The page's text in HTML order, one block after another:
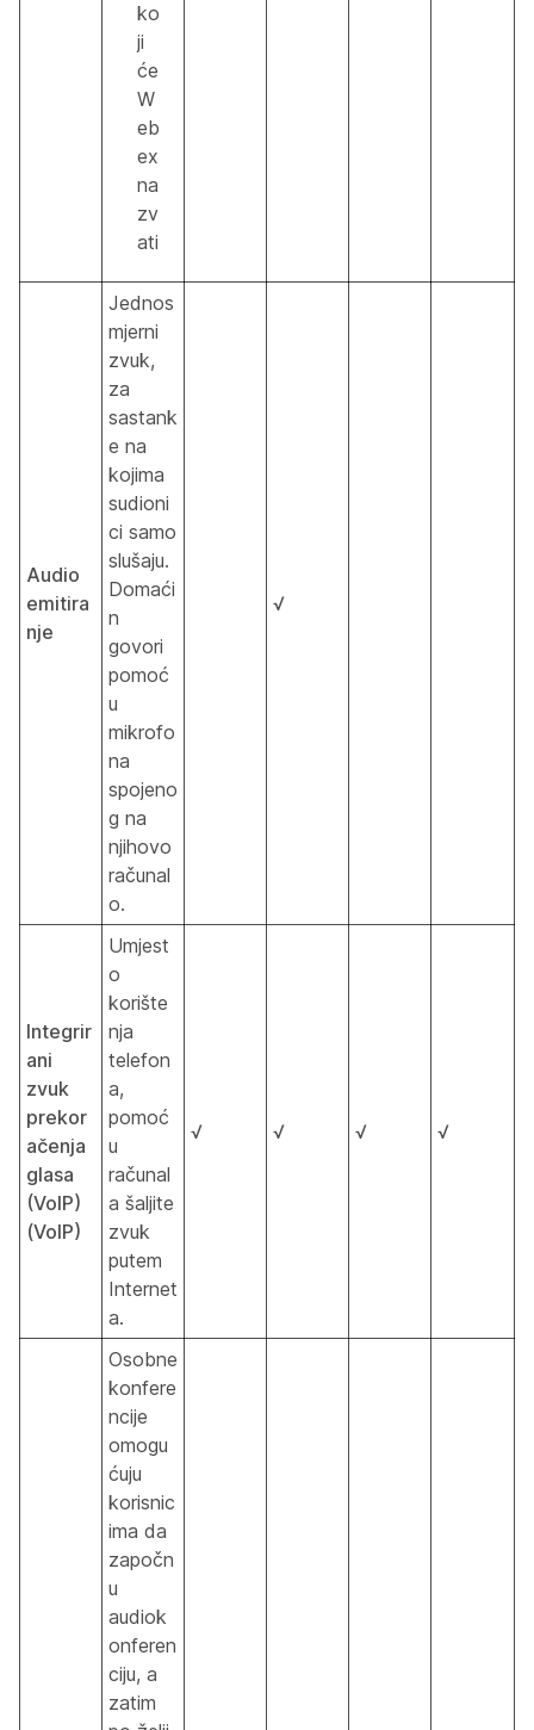
ko
ji
će
W
eb
ex
na
zv
ati
Audio
emitira
nje
Jednos
mjerni
zvuk,
za
sastank
e na
kojima
sudioni
ci samo
slušaju.
Domaći
n
govori
pomoć
u
mikrofo
na
spojeno
g na
njihovo
računal
o.
√
Integrir
ani
zvuk
prekor
ačenja
glasa
(VoIP)
(VoIP)
Umjest
o
korište
nja
telefon
a,
pomoć
u
računal
a šaljite
zvuk
putem
Internet
a.
√ √ √ √
Osobne
konfere
ncije
omogu
ćuju
korisnic
ima da
započn
u
audiok
onferen
ciju, a
zatim